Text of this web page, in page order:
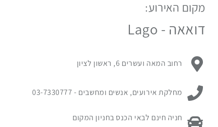
מקום האירוע:
דואאה - Lago
רחוב המאה ועשרים 6, ראשון לציון
מחלקת אירועים, אנשים ומחשבים - 03-7330777
פרטי החניה במקום האירוע:
חניה חינם לבאי הכנס בחניון המקום
גוגל
האירוע.
כדי
מעל